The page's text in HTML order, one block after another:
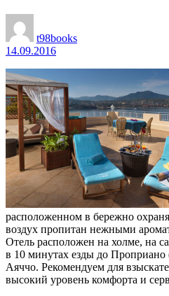
t98books
14.09.2016
расположенном в бережно
воздух пропитан нежными
Отель расположен на холме, на
в 10 минутах езды до Проприано
Аяччо. Рекомендуем для
высокий уровень комфорта и